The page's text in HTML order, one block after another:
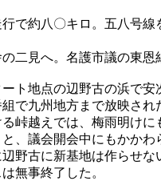
で約八〇キロ。五八号線
二見へ。名護市議の東恩
ト地点の辺野古の浜で安
で九州地方まで放映され
峠越えでは、梅雨明けに
、議会開会中にもかか
野古に新基地は作らせ
無事終了した。